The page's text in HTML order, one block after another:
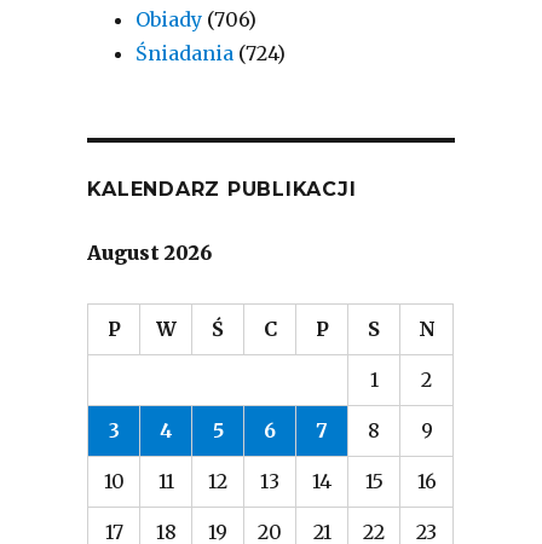
Obiady (706)
Śniadania (724)
KALENDARZ PUBLIKACJI
August 2026
P W Ś C P S N
1 2
3 4 5 6 7 8 9
10 11 12 13 14 15 16
17 18 19 20 21 22 23